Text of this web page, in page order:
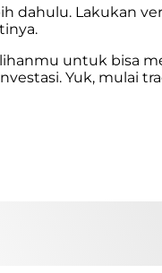
dahulu. Lakukan
untuk bisa
Yuk, mulai